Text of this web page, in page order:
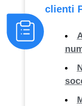
clienti